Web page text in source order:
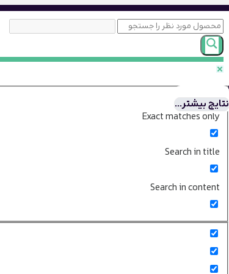
نتایج بیشتر...
Exact matches only
Search in title
Search in content